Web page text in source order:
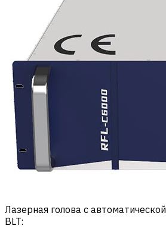
Лазерная голова с
BLT: